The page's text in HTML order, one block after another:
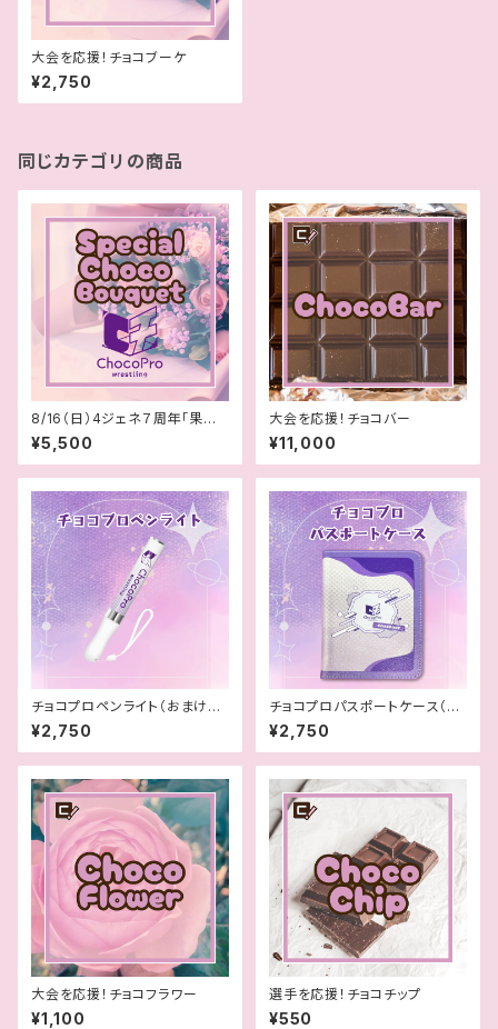
大会を応援！チョコブーケ
¥2,750
同じカテゴリの商品
8/16（日）4ジェネ７周年「果汁2
545％」スペシャルブーケ
¥5,500
大会を応援！チョコバー
¥11,000
チョコプロペンライト（おまけ付
き）
¥2,750
チョコプロパスポートケース（お
まけ付き）
¥2,750
大会を応援！チョコフラワー
¥1,100
選手を応援！チョコチップ
¥550